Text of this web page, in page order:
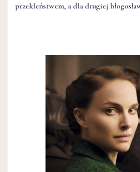
przekleństwem, a dla drugiej